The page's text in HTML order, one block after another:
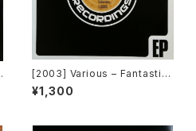
[2003] Various – Fantastic
Freeriding 2 EP 1 [Switchst
ance Recordings]
¥1,300